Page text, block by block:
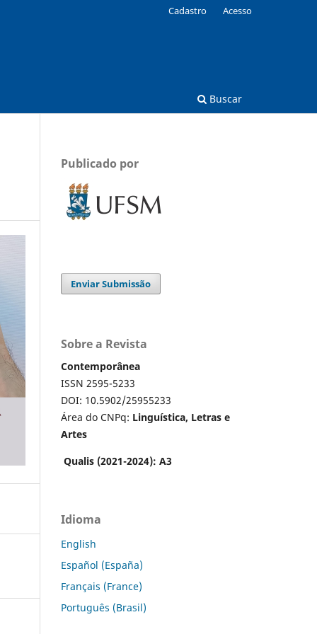
Buscar
Cadastro Acesso
Publicado por
Enviar Submissão
Sobre a Revista
Contemporânea
ISSN 2595-5233
DOI: 10.5902/25955233
Área do CNPq: Linguística, Letras e
Artes
Qualis (2021-2024): A3
Idioma
English
Español (España)
Français (France)
Português (Brasil)